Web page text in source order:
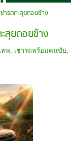
ารถตะลุยดอยช้าง
ลุยดอยช้าง
ทพ, เช่ารถพร้อมคนขับ,